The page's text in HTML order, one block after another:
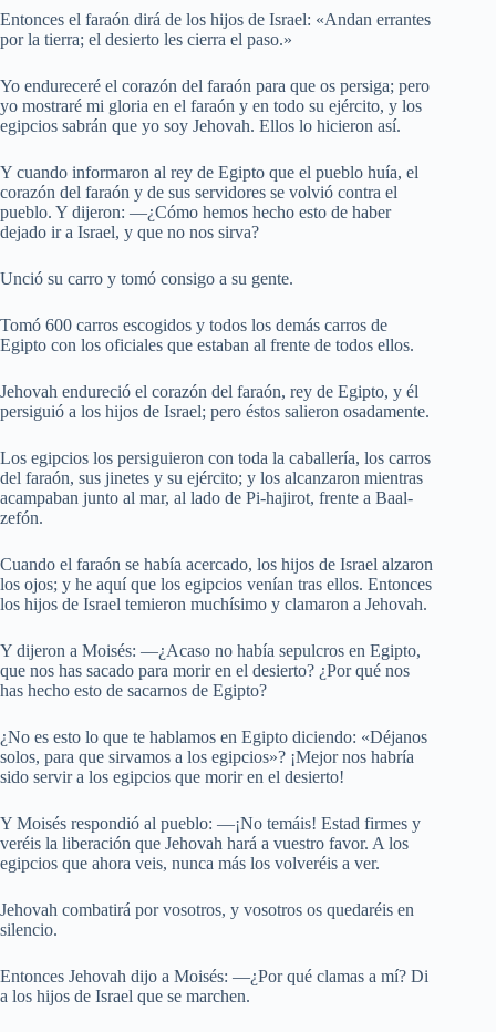
Entonces el faraón dirá de los hijos de Israel: «Andan errantes
por la tierra; el desierto les cierra el paso.»
Yo endureceré el corazón del faraón para que os persiga; pero
yo mostraré mi gloria en el faraón y en todo su ejército, y los
egipcios sabrán que yo soy Jehovah. Ellos lo hicieron así.
Y cuando informaron al rey de Egipto que el pueblo huía, el
corazón del faraón y de sus servidores se volvió contra el
pueblo. Y dijeron: —¿Cómo hemos hecho esto de haber
dejado ir a Israel, y que no nos sirva?
Unció su carro y tomó consigo a su gente.
Tomó 600 carros escogidos y todos los demás carros de
Egipto con los oficiales que estaban al frente de todos ellos.
Jehovah endureció el corazón del faraón, rey de Egipto, y él
persiguió a los hijos de Israel; pero éstos salieron osadamente.
Los egipcios los persiguieron con toda la caballería, los carros
del faraón, sus jinetes y su ejército; y los alcanzaron mientras
acampaban junto al mar, al lado de Pi-hajirot, frente a Baal-
zefón.
Cuando el faraón se había acercado, los hijos de Israel alzaron
los ojos; y he aquí que los egipcios venían tras ellos. Entonces
los hijos de Israel temieron muchísimo y clamaron a Jehovah.
Y dijeron a Moisés: —¿Acaso no había sepulcros en Egipto,
que nos has sacado para morir en el desierto? ¿Por qué nos
has hecho esto de sacarnos de Egipto?
¿No es esto lo que te hablamos en Egipto diciendo: «Déjanos
solos, para que sirvamos a los egipcios»? ¡Mejor nos habría
sido servir a los egipcios que morir en el desierto!
Y Moisés respondió al pueblo: —¡No temáis! Estad firmes y
veréis la liberación que Jehovah hará a vuestro favor. A los
egipcios que ahora veis, nunca más los volveréis a ver.
Jehovah combatirá por vosotros, y vosotros os quedaréis en
silencio.
Entonces Jehovah dijo a Moisés: —¿Por qué clamas a mí? Di
a los hijos de Israel que se marchen.